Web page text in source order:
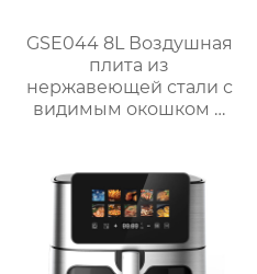
GSE044 8L Воздушная
плита из
нержавеющей стали с
видимым окошком и